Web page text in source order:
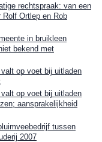
rechtspraak: van een
Rolf Ortlep en Rob
in bruikleen
bekend met
valt op voet bij uitladen
valt op voet bij uitladen
aansprakelijkheid
tussen
2007